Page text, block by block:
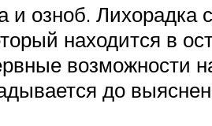
озноб. Лихорадка
находится в
до